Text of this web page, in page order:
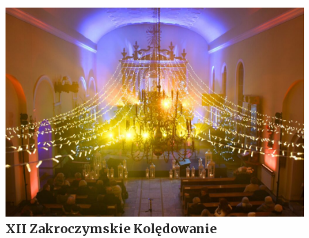
XII Zakroczymskie Kolędowanie